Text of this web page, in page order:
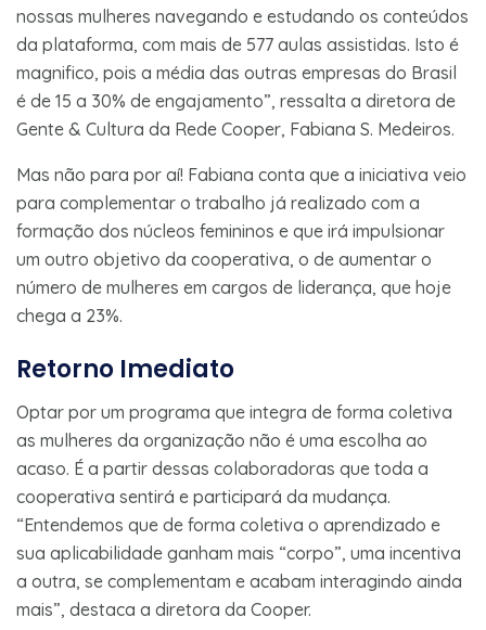
nossas mulheres navegando e estudando os conteúdos
da plataforma, com mais de 577 aulas assistidas. Isto é
magnifico, pois a média das outras empresas do Brasil
é de 15 a 30% de engajamento”, ressalta a diretora de
Gente & Cultura da Rede Cooper, Fabiana S. Medeiros.
Mas não para por aí! Fabiana conta que a iniciativa veio
para complementar o trabalho já realizado com a
formação dos núcleos femininos e que irá impulsionar
um outro objetivo da cooperativa, o de aumentar o
número de mulheres em cargos de liderança, que hoje
chega a 23%.
Retorno Imediato
Optar por um programa que integra de forma coletiva
as mulheres da organização não é uma escolha ao
acaso. É a partir dessas colaboradoras que toda a
cooperativa sentirá e participará da mudança.
“Entendemos que de forma coletiva o aprendizado e
sua aplicabilidade ganham mais “corpo”, uma incentiva
a outra, se complementam e acabam interagindo ainda
mais”, destaca a diretora da Cooper.